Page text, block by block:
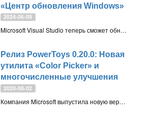
«Центр обновления Windows»
2024-06-09
Microsoft Visual Studio теперь сможет обновляться через «Центр обновления Windows». Начиная с августа 2024 года, обновления безопасности для Visual Studio будут автоматически доставляться через систему Microsoft Update, если включена опция «Получать обновления для других продуктов Microsoft»
Релиз PowerToys 0.20.0: Новая
утилита «Color Picker» и
многочисленные улучшения
2020-08-02
Компания Microsoft выпустила новую версию PowerToys 0.20.0. В свежей версии появилась новая утилита «Пипетка» (Color Picker), которая показывает цветовой код любой точки на экране в форматах HEX и RGB. Также улучшения получили остальные компоненты этого набора утилит